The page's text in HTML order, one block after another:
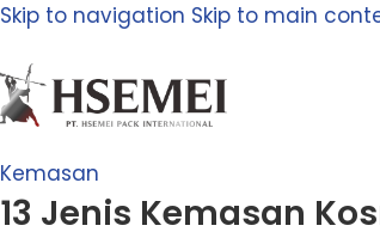
Skip to navigation Skip to main
Kemasan
13 Jenis Kemasan